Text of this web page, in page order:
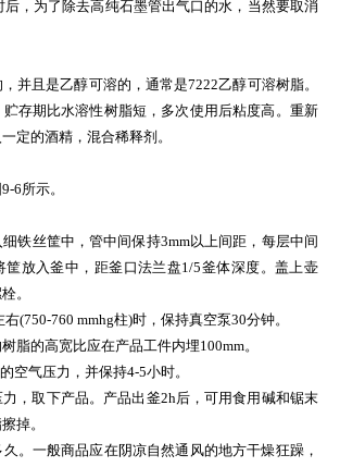
，为了除去高纯石墨管出气口的水，当然要取消
并且是乙醇可溶的，通常是7222乙醇可溶树脂。
存期比水溶性树脂短，多次使用后粘度高。重新
定的酒精，混合稀释剂。
6所示。
铁丝筐中，管中间保持3mm以上间距，每层中间
筐放入釜中，距釜口法兰盘1/5釜体深度。盖上壶
。
(750-760 mmhg柱)时，保持真空泵30分钟。
脂的高宽比应在产品工件内埋100mm。
空气压力，并保持4-5小时。
，取下产品。产品出釜2h后，可用食用碱和锯末
掉。
。一般商品应在阴凉自然通风的地方干燥狂躁，